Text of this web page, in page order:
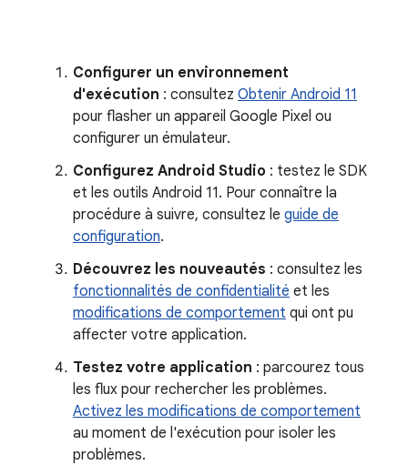
Configurer un environnement
d'exécution : consultez Obtenir Android 11
pour flasher un appareil Google Pixel ou
configurer un émulateur.
Configurez Android Studio : testez le SDK
et les outils Android 11. Pour connaître la
procédure à suivre, consultez le guide de
configuration.
Découvrez les nouveautés : consultez les
fonctionnalités de confidentialité et les
modifications de comportement qui ont pu
affecter votre application.
Testez votre application : parcourez tous
les flux pour rechercher les problèmes.
Activez les modifications de comportement
au moment de l'exécution pour isoler les
problèmes.